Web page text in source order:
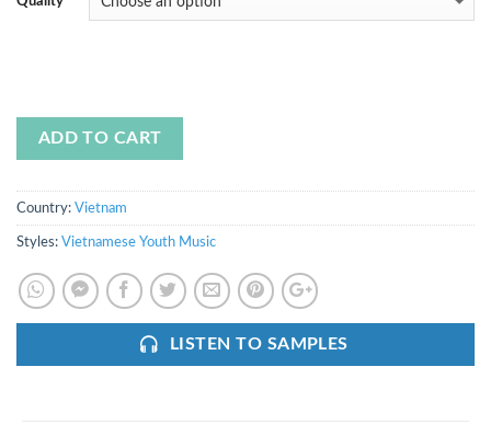
ADD TO CART
Country: Vietnam
Styles: Vietnamese Youth Music
LISTEN TO SAMPLES